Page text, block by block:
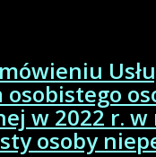
osobistego
w 2022 r.
osoby